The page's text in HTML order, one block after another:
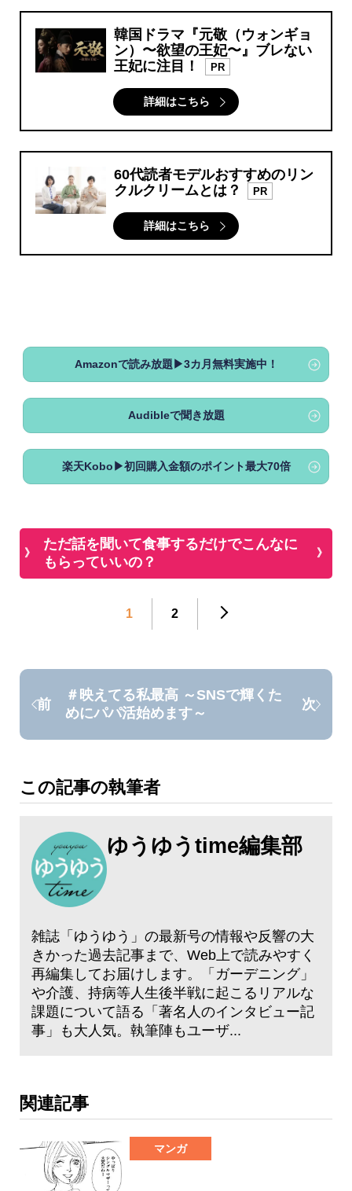
韓国ドラマ『元敬（ウォンギョ
ン）〜欲望の王妃〜』ブレない
王妃に注目！
PR
詳細はこちら
60代読者モデルおすすめのリン
クルクリームとは？
PR
詳細はこちら
Amazonで読み放題▶3カ月無料実施中！
Audibleで聞き放題
楽天Kobo▶初回購入金額のポイント最大70倍
ただ話を聞いて食事するだけでこんなに
もらっていいの？
1 2
前
＃映えてる私最高 ～SNSで輝くた
めにパパ活始めます～
次
この記事の執筆者
ゆうゆうtime編集部
雑誌「ゆうゆう」の最新号の情報や反響の大
きかった過去記事まで、Web上で読みやすく
再編集してお届けします。「ガーデニング」
や介護、持病等人生後半戦に起こるリアルな
課題について語る「著名人のインタビュー記
事」も大人気。執筆陣もユーザ...
関連記事
マンガ